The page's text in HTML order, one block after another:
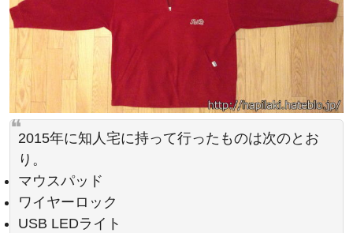
2015年に知人宅に持って行ったものは次のとお
り。
マウスパッド
ワイヤーロック
USB LEDライト